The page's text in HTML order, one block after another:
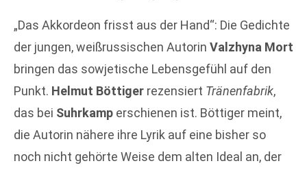
„Das Akkordeon frisst aus der Hand“: Die Gedichte
der jungen, weißrussischen Autorin Valzhyna Mort
bringen das sowjetische Lebensgefühl auf den
Punkt. Helmut Böttiger rezensiert Tränenfabrik,
das bei Suhrkamp erschienen ist. Böttiger meint,
die Autorin nähere ihre Lyrik auf eine bisher so
noch nicht gehörte Weise dem alten Ideal an, der